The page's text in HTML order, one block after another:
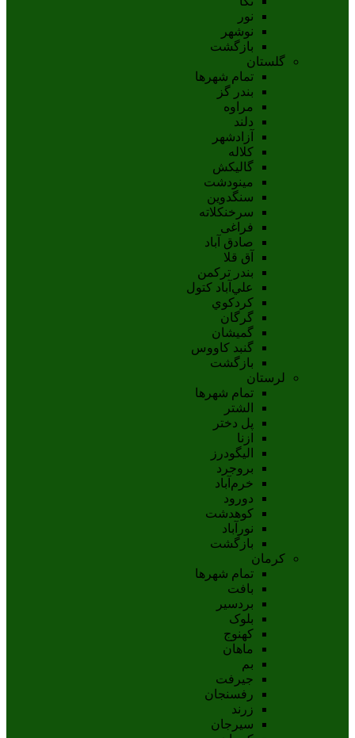
نور
نوشهر
بازگشت
گلستان
تمام شهر‌ها
بندر گز
مراوه
دلند
آزادشهر
کلاله
گالیکش
مینودشت
سنگدوین
سرخنکلاته
فراغی
صادق آباد
آق قلا
بندر ترکمن
علي‌آباد کتول
کردکوي
گرگان
گميشان
گنبد کاووس
بازگشت
لرستان
تمام شهر‌ها
الشتر
پل دختر
ازنا
اليگودرز
بروجرد
خرم‌آباد
دورود
کوهدشت
نورآباد
بازگشت
کرمان
تمام شهر‌ها
بافت
بردسیر
بلوک
کهنوج
ماهان
بم
جيرفت
رفسنجان
زرند
سيرجان